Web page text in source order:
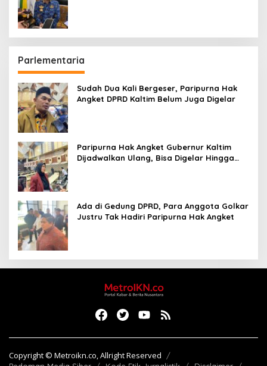
Parlementaria
Sudah Dua Kali Bergeser, Paripurna Hak
Angket DPRD Kaltim Belum Juga Digelar
Paripurna Hak Angket Gubernur Kaltim
Dijadwalkan Ulang, Bisa Digelar Hingga
Ada di Gedung DPRD, Para Anggota Golkar
Justru Tak Hadiri Paripurna Hak Angket
Copyright © Metroikn.co, Allright Reserved